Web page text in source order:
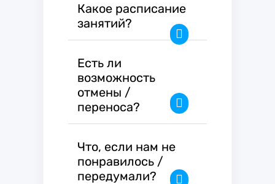
Какое расписание
занятий?
Есть ли
возможность
отмены /
переноса?
Что, если нам не
понравилось /
передумали?